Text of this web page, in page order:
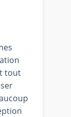
tout